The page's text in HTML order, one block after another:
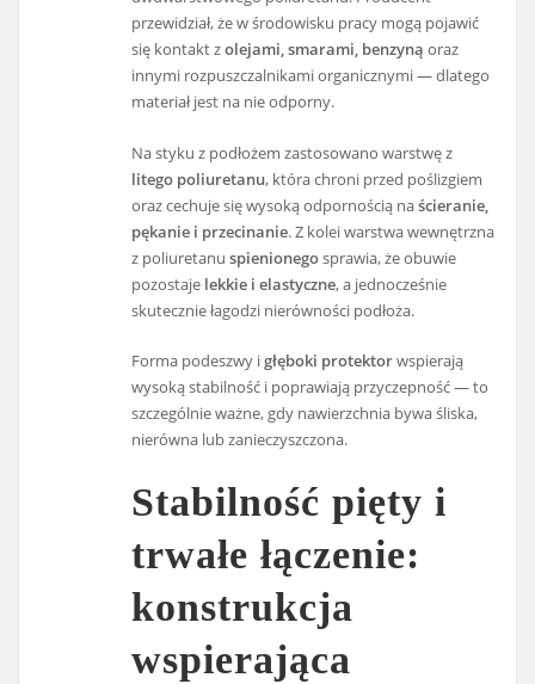
przewidział, że w środowisku pracy mogą pojawić
się kontakt zolejami, smarami, benzyną oraz
innymi rozpuszczalnikami organicznymi — dlatego
materiał jest na nie odporny.
Na styku z podłożem zastosowano warstwę z
litego poliuretanu, która chroni przed poślizgiem
oraz cechuje się wysoką odpornością naścieranie,
pękanie i przecinanie. Z kolei warstwa wewnętrzna
z poliuretanuspienionegosprawia, że obuwie
pozostaje lekkie i elastyczne, a jednocześnie
skutecznie łagodzi nierówności podłoża.
Forma podeszwy igłęboki protektorwspierają
wysoką stabilność i poprawiają przyczepność — to
szczególnie ważne, gdy nawierzchnia bywa śliska,
nierówna lub zanieczyszczona.
Stabilność pięty i
trwałe łączenie:
konstrukcja
wspierająca